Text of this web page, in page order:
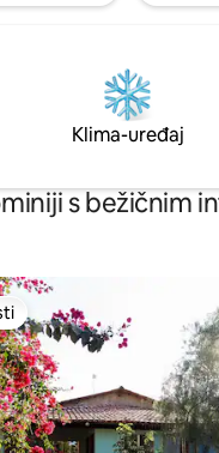
Klima-uređaj
s bežičnim